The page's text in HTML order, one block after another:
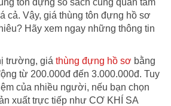
cả. Vậy, giá thùng tôn đựng hồ sơ
Hãy xem ngay những thông tin
trường, giá thùng đựng hồ sơ bằng
từ 200.000đ đến 3.000.000đ. Tuy
của nhiều người, nếu bạn chọn
xuất trực tiếp như CƠ KHÍ SA